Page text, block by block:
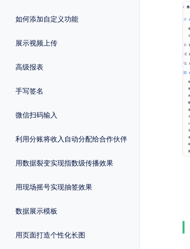
如何添加自定义功能
展示视频上传
高级报表
手写签名
微信扫码输入
利用分账将收入自动分配给合作伙伴
用数据裂变实现指数级传播效果
用现场摇号实现抽签效果
数据展示模板
用页面打造个性化长图